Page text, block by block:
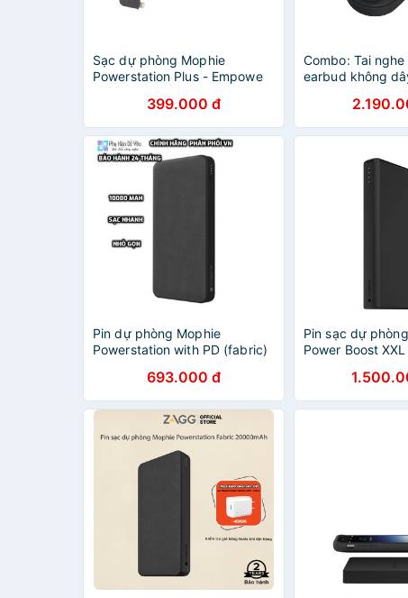
Sạc dự phòng Mophie
Powerstation Plus - Empowe
lightning) - BH 12 tháng
399.000 đ
Combo: Tai nghe
earbud không
Powerstation
Delivery
Pin dự phòng Mophie
Powerstation with PD (fabric)
PHÂN PHỐI VN, BẢO HÀNH
24 THÁNG]
693.000 đ
Pin sạc dự
Power Boost